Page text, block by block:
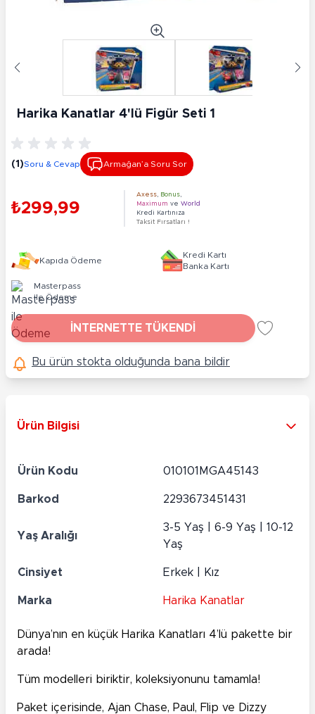
Harika Kanatlar 4'lü Figür Seti 1
(1)Soru & Cevap Armağan’a Soru Sor
₺299,99
Axess Bonus
Maximum ve World
Kredi Kartınıza
Taksit Fırsatları !
Kapıda Ödeme
Kredi Kartı
Banka Kartı
Masterpass
ile Ödeme
İNTERNETTE TÜKENDİ
Bu ürün stokta olduğunda bana bildir
Ürün Bilgisi
Ürün Kodu 010101MGA45143
Barkod 2293673451431
Yaş Aralığı
3-5 Yaş | 6-9 Yaş | 10-12
Yaş
Cinsiyet Erkek | Kız
Marka Harika Kanatlar
Dünya’nın en küçük Harika Kanatları 4’lü pakette bir
arada!
Tüm modelleri biriktir, koleksiyonunu tamamla!
Paket içerisinde, Ajan Chase, Paul, Flip ve Dizzy